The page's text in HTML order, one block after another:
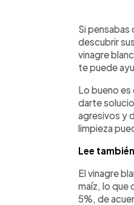
►
Si pensabas
descubrir
vinagre
te puede
Lo bueno
darte
agresivos y
limpieza
Lee
El vinagre
maíz, lo que
5%, de